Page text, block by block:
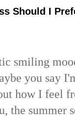
Should I
smiling
you say
how I feel
the summer